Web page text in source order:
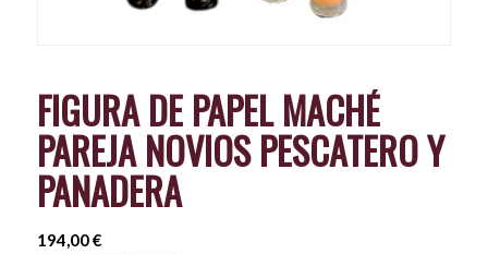
FIGURA DE PAPEL MACHÉ
PAREJA NOVIOS PESCATERO Y
PANADERA
194,00€